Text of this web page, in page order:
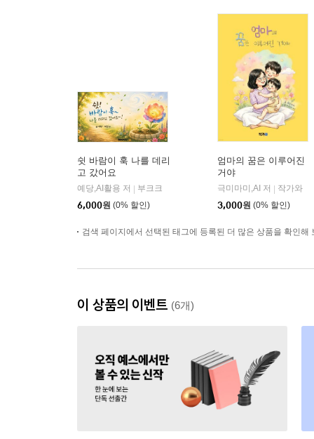
쉿 바람이 훅 나를 데리
고 갔어요
예당,AI활용 저 | 부크크
6,000원 (0% 할인)
엄마의 꿈은 이루어진
거야
극미마미,AI 저 | 작가와
3,000원 (0% 할인)
검색 페이지에서 선택된 태그에 등록된 더 많은 상품을 확인해
이 상품의 이벤트 (6개)